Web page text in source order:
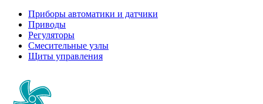
Приборы автоматики и датчики
Приводы
Регуляторы
Смесительные узлы
Щиты управления